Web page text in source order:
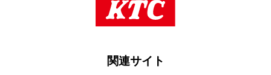
関連サイト